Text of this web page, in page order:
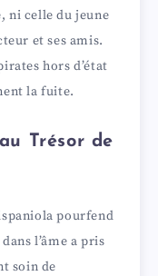
ni celle du jeune
et ses amis.
hors d’état
la fuite.
Trésor de
pourfend
l’âme a pris
soin de